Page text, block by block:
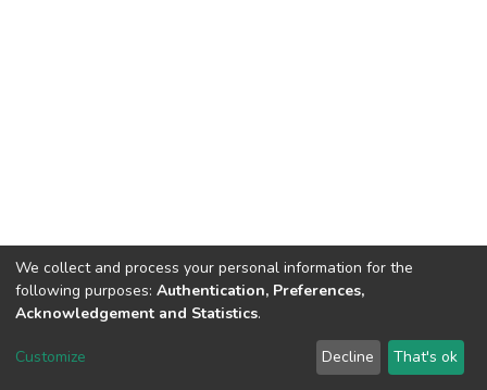
Dspace & Volodymyr Dahl East Ukrainian National University
LYRASIS
Send Feedback
We collect and process your personal information for the
following purposes: Authentication, Preferences,
Acknowledgement and Statistics.
Customize Decline That's ok